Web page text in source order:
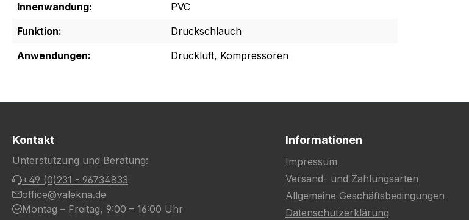
Innenwandung:
PVC
Funktion:
Druckschlauch
Anwendungen:
Druckluft, Kompressoren
Kontakt
Unterstützung und Beratung:
+49 (0)231 - 96734833
office@valekna.de
Montag – Freitag, 9:00 – 16:00 Uhr
Informationen
Impressum
Versand- und Zahlungsarten
Allgemeine Geschäftsbedingungen
Datenschutzerklärung